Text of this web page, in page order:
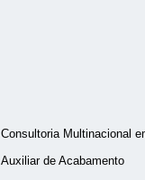
Consultoria Multinacional
Auxiliar de Acabamento